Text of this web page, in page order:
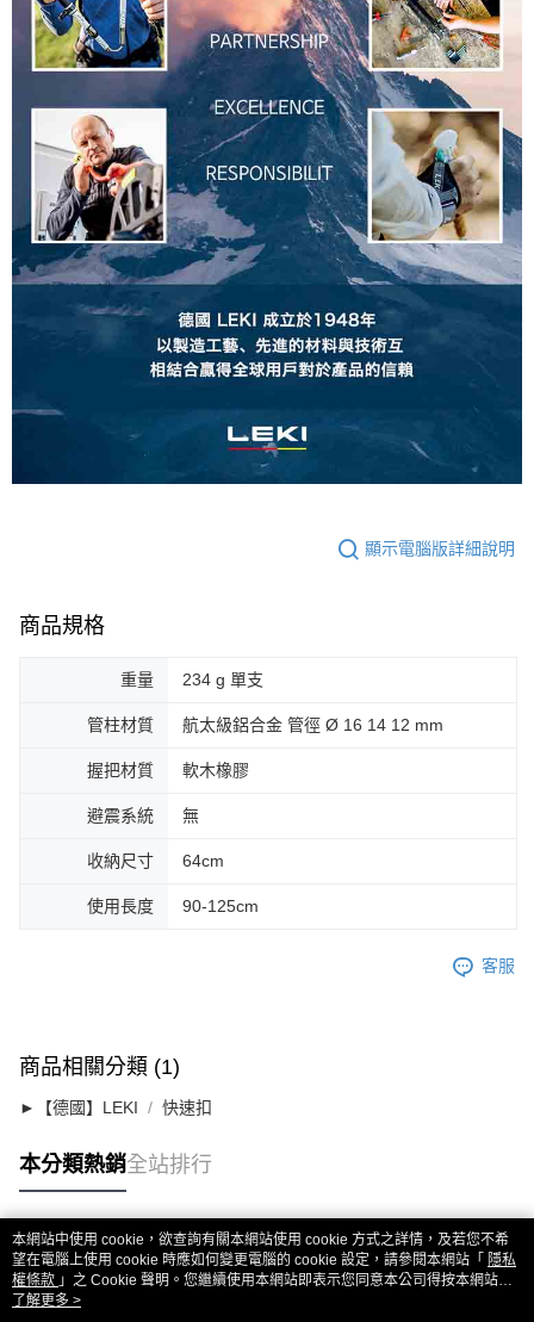
顯示電腦版詳細說明
商品規格
重量 234 g 單支
管柱材質 航太級鋁合金 管徑 Ø 16 14 12 mm
握把材質 軟木橡膠
避震系統 無
收納尺寸 64cm
使用長度 90-125cm
客服
商品相關分類 (1)
►【德國】LEKI 快速扣
本分類熱銷全站排行
熱門標籤
本網站中使用 cookie，欲查詢有關本網站使用 cookie 方式之詳情，及若您不希
望在電腦上使用 cookie 時應如何變更電腦的 cookie 設定，請參閱本網站「 隱私
權條款 」之 Cookie 聲明。您繼續使用本網站即表示您同意本公司得按本網站使
用條款之 Cookie 聲明使用 cookie。
了解更多 >